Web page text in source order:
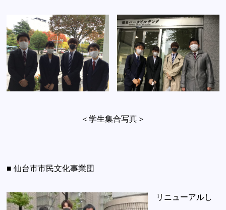
＜学生集合写真＞
■ 仙台市市民文化事業団
リニューアルし